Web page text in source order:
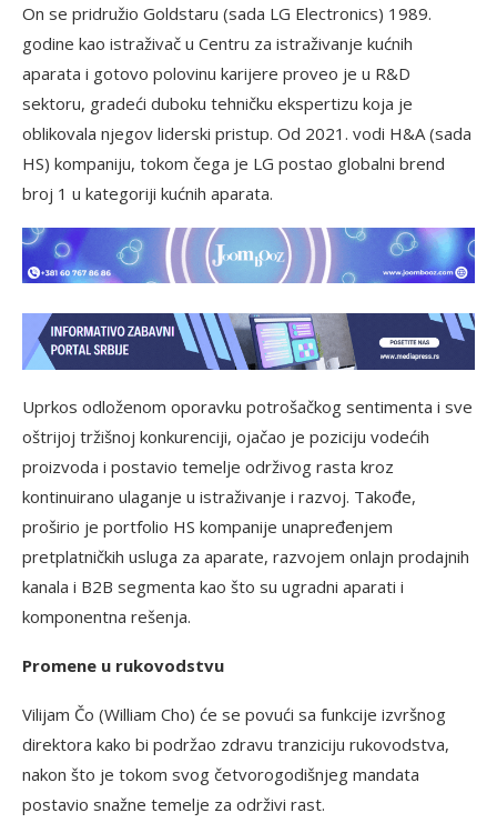
On se pridružio Goldstaru (sada LG Electronics) 1989.
godine kao istraživač u Centru za istraživanje kućnih
aparata i gotovo polovinu karijere proveo je u R&D
sektoru, gradeći duboku tehničku ekspertizu koja je
oblikovala njegov liderski pristup. Od 2021. vodi H&A (sada
HS) kompaniju, tokom čega je LG postao globalni brend
broj 1 u kategoriji kućnih aparata.
Uprkos odloženom oporavku potrošačkog sentimenta i sve
oštrijoj tržišnoj konkurenciji, ojačao je poziciju vodećih
proizvoda i postavio temelje održivog rasta kroz
kontinuirano ulaganje u istraživanje i razvoj. Takođe,
proširio je portfolio HS kompanije unapređenjem
pretplatničkih usluga za aparate, razvojem onlajn prodajnih
kanala i B2B segmenta kao što su ugradni aparati i
komponentna rešenja.
Promene u rukovodstvu
Vilijam Čo (William Cho) će se povući sa funkcije izvršnog
direktora kako bi podržao zdravu tranziciju rukovodstva,
nakon što je tokom svog četvorogodišnjeg mandata
postavio snažne temelje za održivi rast.